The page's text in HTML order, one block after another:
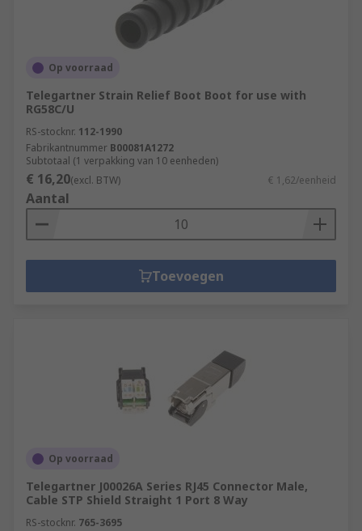
Op voorraad
Telegartner Strain Relief Boot Boot for use with
RG58C/U
RS-stocknr. 112-1990
Fabrikantnummer B00081A1272
Subtotaal (1 verpakking van 10 eenheden)
€ 16,20(excl. BTW) € 1,62/eenheid
Aantal
Toevoegen
Op voorraad
Telegartner J00026A Series RJ45 Connector Male,
Cable STP Shield Straight 1 Port 8 Way
RS-stocknr. 765-3695